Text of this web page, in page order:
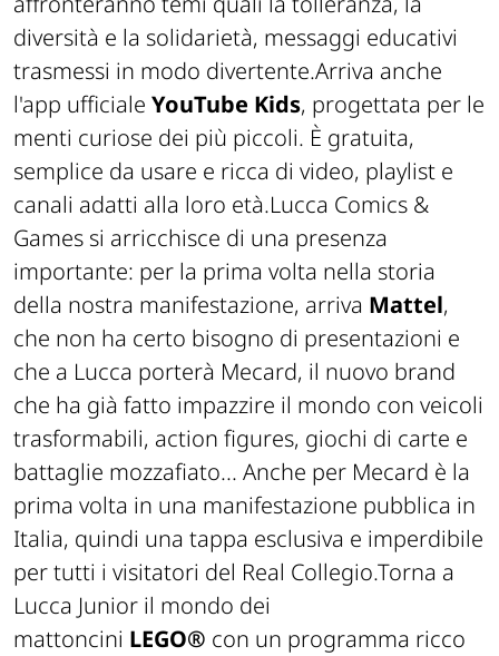
diversità e la solidarietà, messaggi educativi
trasmessi in modo divertente.Arriva anche
l'app ufficiale YouTube Kids, progettata per le
menti curiose dei più piccoli. È gratuita,
semplice da usare e ricca di video, playlist e
canali adatti alla loro età.Lucca Comics &
Games si arricchisce di una presenza
importante: per la prima volta nella storia
della nostra manifestazione, arriva Mattel,
che non ha certo bisogno di presentazioni e
che a Lucca porterà Mecard, il nuovo brand
che ha già fatto impazzire il mondo con veicoli
trasformabili, action figures, giochi di carte e
battaglie mozzafiato... Anche per Mecard è la
prima volta in una manifestazione pubblica in
Italia, quindi una tappa esclusiva e imperdibile
per tutti i visitatori del Real Collegio.Torna a
Lucca Junior il mondo dei
mattoncini LEGO® con un programma ricco